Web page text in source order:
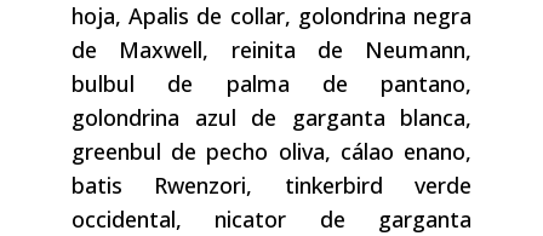
hoja, Apalis de collar, golondrina negra
de Maxwell, reinita de Neumann,
bulbul de palma de pantano,
golondrina azul de garganta blanca,
greenbul de pecho oliva, cálao enano,
batis Rwenzori, tinkerbird verde
occidental, nicator de garganta